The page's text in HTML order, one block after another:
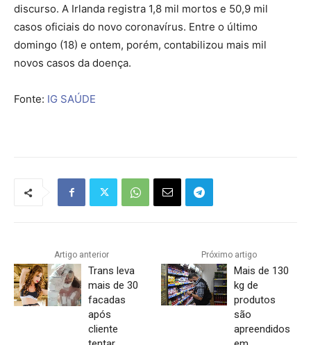
discurso. A Irlanda registra 1,8 mil mortos e 50,9 mil
casos oficiais do novo coronavírus. Entre o último
domingo (18) e ontem, porém, contabilizou mais mil
novos casos da doença.
Fonte: IG SAÚDE
Artigo anterior
Trans leva
mais de 30
facadas
após
cliente
Próximo artigo
Mais de 130
kg de
produtos
são
apreendidos